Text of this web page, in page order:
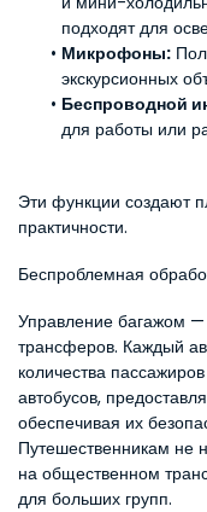
подходят для
Микрофоны:
экскурсионных
Беспроводной
для работы или
Эти функции создают
практичности.
Беспроблемная
Управление багажом —
трансферов. Каждый
количества
автобусов,
обеспечивая их
Путешественникам не
на общественном
для больших групп.